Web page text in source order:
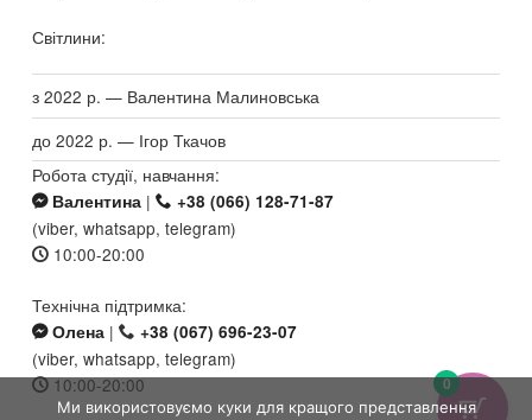
Світлини:
з 2022 р. — Валентина Малиновська
до 2022 р. — Ігор Ткачов
Робота студії, навчання:
Валентина | +38 (066) 128-71-87
(viber, whatsapp, telegram)
10:00-20:00
Технічна підтримка:
Олена | +38 (067) 696-23-07
(viber, whatsapp, telegram)
10:00-20:00
0
Ми використовуємо куки для кращого представлення